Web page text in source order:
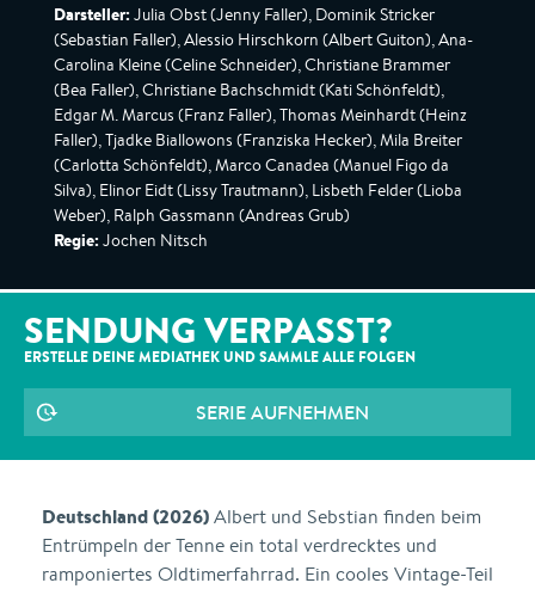
Darsteller: Julia Obst (Jenny Faller), Dominik Stricker
(Sebastian Faller), Alessio Hirschkorn (Albert Guiton), Ana-
Carolina Kleine (Celine Schneider), Christiane Brammer
(Bea Faller), Christiane Bachschmidt (Kati Schönfeldt),
Edgar M. Marcus (Franz Faller), Thomas Meinhardt (Heinz
Faller), Tjadke Biallowons (Franziska Hecker), Mila Breiter
(Carlotta Schönfeldt), Marco Canadea (Manuel Figo da
Silva), Elinor Eidt (Lissy Trautmann), Lisbeth Felder (Lioba
Weber), Ralph Gassmann (Andreas Grub)
Regie: Jochen Nitsch
SENDUNG VERPASST?
ERSTELLE DEINE MEDIATHEK UND SAMMLE ALLE FOLGEN
SERIE AUFNEHMEN
Deutschland (2026)Albert und Sebstian finden beim
Entrümpeln der Tenne ein total verdrecktes und
ramponiertes Oldtimerfahrrad. Ein cooles Vintage-Teil